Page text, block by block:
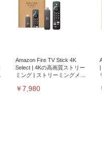
Amazon Fire TV Stick 4K
Select | 4Kの高画質ストリー
ミング | ストリーミングメデ
￥7,980